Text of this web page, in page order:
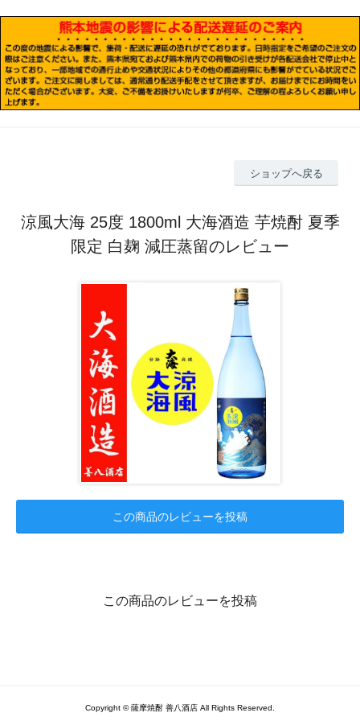
ショップへ戻る
涼風大海 25度 1800ml 大海酒造 芋焼酎 夏季
限定 白麹 減圧蒸留のレビュー
この商品のレビューを投稿
この商品のレビューを投稿
Copyright © 薩摩焼酎 善八酒店 All Rights Reserved.